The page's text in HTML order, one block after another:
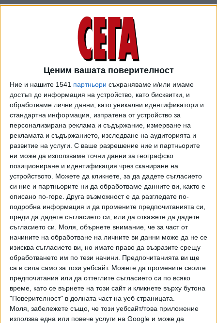
Ценим вашата поверителност
Ние и нашите 1541 партньори съхраняваме и/или имаме
достъп до информация на устройство, като бисквитки, и
обработваме лични данни, като уникални идентификатори и
стандартна информация, изпратена от устройство за
персонализирана реклама и съдържание, измерване на
рекламата и съдържанието, изследване на аудиторията и
развитие на услуги. С ваше разрешение ние и партньорите
ни може да използваме точни данни за географско
позициониране и идентификация чрез сканиране на
устройството. Можете да кликнете, за да дадете съгласието
си ние и партньорите ни да обработваме данните ви, както е
описано по-горе. Друга възможност е да разгледате по-
подробна информация и да промените предпочитанията си,
преди да дадете съгласието си, или да откажете да дадете
съгласието си.
Моля, обърнете внимание, че за част от
начините на обработване на личните ви данни може да не се
изисква съгласието ви, но имате право да възразите срещу
обработването им по тези начини. Предпочитанията ви ще
са в сила само за този уебсайт. Можете да промените своите
предпочитания или да оттеглите съгласието си по всяко
време, като се върнете на този сайт и кликнете върху бутона
"Поверителност" в долната част на уеб страницата.
Моля, забележете също, че този уебсайт/това приложение
използва една или повече услуги на Google и може да
По предложение на другата страна - "Арена ЦСКА"
ЕООД, което е еднолична собственост на "ЦСКА-
София", пък Даниела Асенова заменя Искра Григорова.
Последната е позната като счетоводител на Гриша
Ганчев и напусна клуба заедно с ловешкия бизнесмен,
прехвърлил семейните си акции на фондацията
"Национален Фонд за Спорт, Култура, Изкуство и Наука"
(б. а. - впрочем тази анонсирана публично още в края
на април промяна в собствеността на футболния клуб
все още не е отразена в Търговския регистър) .
Останалите двама членове в съвета на директорите на
"Спортни имоти Българска армия" остават същите като